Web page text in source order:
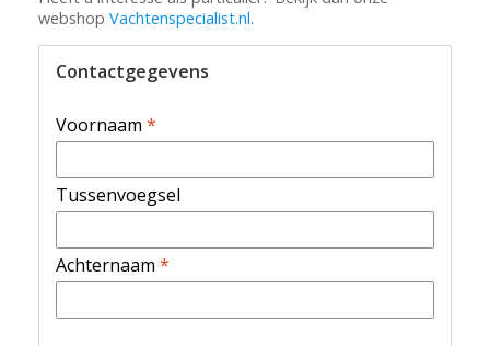
webshop Vachtenspecialist.nl.
Contactgegevens
Voornaam *
Tussenvoegsel
Achternaam *